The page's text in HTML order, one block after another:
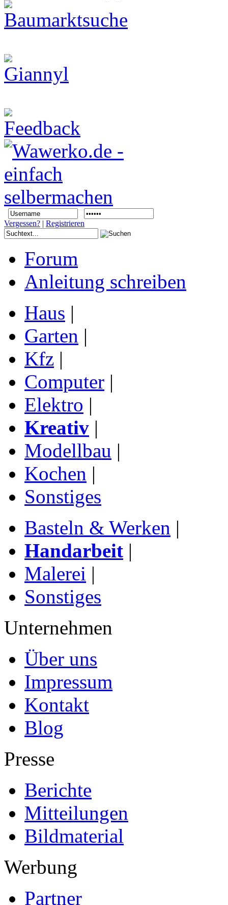
Vergessen? | Registrieren
Forum
Anleitung schreiben
Haus |
Garten |
Kfz |
Computer |
Elektro |
Kreativ |
Modellbau |
Kochen |
Sonstiges
Basteln & Werken |
Handarbeit |
Malerei |
Sonstiges
Unternehmen
Über uns
Impressum
Kontakt
Blog
Presse
Berichte
Mitteilungen
Bildmaterial
Werbung
Partner